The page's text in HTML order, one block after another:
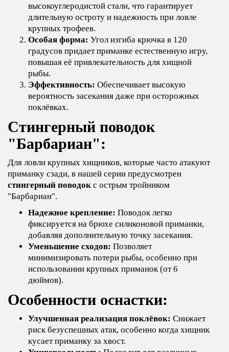
высокоуглеродистой стали, что гарантирует
длительную остроту и надежность при ловле
крупных трофеев.
Особая форма: Угол изгиба крючка в 120
градусов придает приманке естественную игру,
повышая её привлекательность для хищной
рыбы.
Эффективность: Обеспечивает высокую
вероятность засекания даже при осторожных
поклёвках.
Стингерный поводок
"Барбариан":
Для ловли крупных хищников, которые часто атакуют
приманку сзади, в нашей серии предусмотрен
стингерный поводок с острым тройником
"Барбариан".
Надежное крепление: Поводок легко
фиксируется на брюхе силиконовой приманки,
добавляя дополнительную точку засекания.
Уменьшение сходов: Позволяет
минимизировать потери рыбы, особенно при
использовании крупных приманок (от 6
дюймов).
Особенности оснастки:
Улучшенная реализация поклёвок: Снижает
риск безуспешных атак, особенно когда хищник
кусает приманку за хвост.